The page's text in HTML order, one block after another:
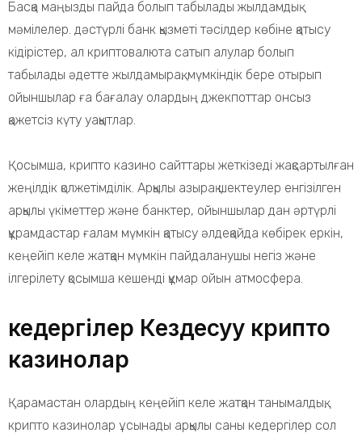
Басқа маңызды пайда болып табылады жылдамдық
мәмілелер. дәстүрлі банк қызметі тәсілдер көбіне қатысу
кідірістер, ал криптовалюта сатып алулар болып
табылады әдетте жылдамырақ, мүмкіндік бере отырып
ойыншылар ға бағалау олардың джекпоттар онсыз
қажетсіз күту уақытлар.
Қосымша, крипто казино сайттары жеткізеді жақсартылған
жеңілдік қолжетімділік. Арқылы азырақ шектеулер енгізілген
арқылы үкіметтер және банктер, ойыншылар дан әртүрлі
құрамдастар ғалам мүмкін қатысу әлдеқайда көбірек еркін,
кеңейіп келе жатқан мүмкін пайдаланушы негіз және
ілгерілету қосымша кешенді құмар ойын атмосфера.
кедергілер Кездесуу крипто
казинолар
Қарамастан олардың кеңейіп келе жатқан танымалдық,
крипто казинолар ұсынады арқылы саны кедергілер сол